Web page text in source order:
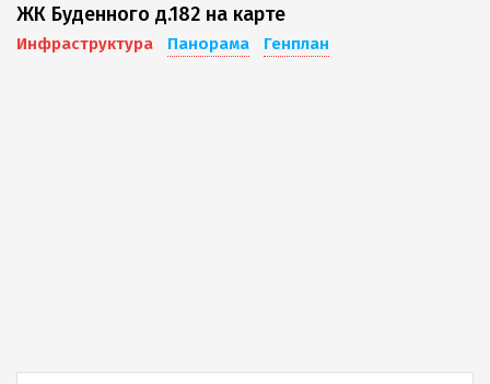
ЖК Буденного д.182 на карте
Инфраструктура Панорама Генплан